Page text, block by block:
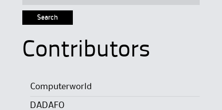
Contributors
Computerworld
DADAFO